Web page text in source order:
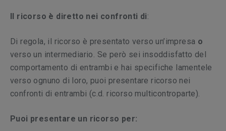
Il ricorso è diretto nei confronti di:
Di regola, il ricorso è presentato verso un’impresa o
verso un intermediario. Se però sei insoddisfatto del
comportamento di entrambi e hai specifiche lamentele
verso ognuno di loro, puoi presentare ricorso nei
confronti di entrambi (c.d. ricorso multicontroparte).
Puoi presentare un ricorso per: